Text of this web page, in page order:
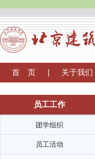
首 页 关于我们
员工工作
团学组织
员工活动